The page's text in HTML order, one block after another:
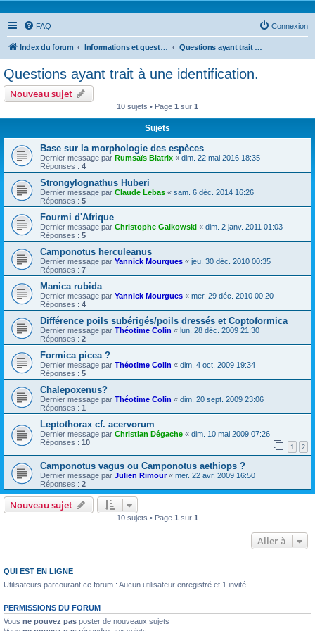
FAQ Connexion
Index du forum Informations et questions taxonomiques Questions ayant trait à une identification.
Questions ayant trait à une identification.
Nouveau sujet
10 sujets • Page 1 sur 1
Sujets
Base sur la morphologie des espèces
Dernier message par Rumsaïs Blatrix « dim. 22 mai 2016 18:35
Réponses : 4
Strongylognathus Huberi
Dernier message par Claude Lebas « sam. 6 déc. 2014 16:26
Réponses : 5
Fourmi d'Afrique
Dernier message par Christophe Galkowski « dim. 2 janv. 2011 01:03
Réponses : 5
Camponotus herculeanus
Dernier message par Yannick Mourgues « jeu. 30 déc. 2010 00:35
Réponses : 7
Manica rubida
Dernier message par Yannick Mourgues « mer. 29 déc. 2010 00:20
Réponses : 4
Différence poils subérigés/poils dressés et Coptoformica
Dernier message par Théotime Colin « lun. 28 déc. 2009 21:30
Réponses : 2
Formica picea ?
Dernier message par Théotime Colin « dim. 4 oct. 2009 19:34
Réponses : 5
Chalepoxenus?
Dernier message par Théotime Colin « dim. 20 sept. 2009 23:06
Réponses : 1
Leptothorax cf. acervorum
Dernier message par Christian Dégache « dim. 10 mai 2009 07:26
Réponses : 10 1 2
Camponotus vagus ou Camponotus aethiops ?
Dernier message par Julien Rimour« mer. 22 avr. 2009 16:50
Réponses : 2
Nouveau sujet
10 sujets • Page 1 sur 1
Aller à
QUI EST EN LIGNE
Utilisateurs parcourant ce forum : Aucun utilisateur enregistré et 1 invité
PERMISSIONS DU FORUM
Vous ne pouvez pas poster de nouveaux sujets